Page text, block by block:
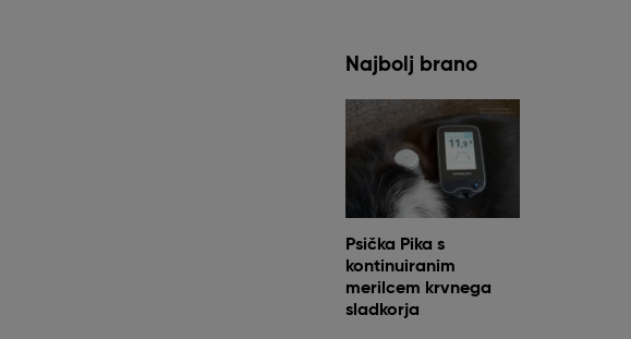
Najbolj brano
Psička Pika s
kontinuiranim
merilcem krvnega
sladkorja